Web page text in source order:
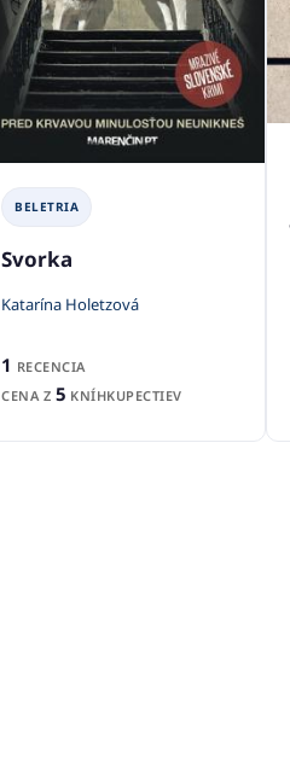
BELETRIA
Svorka
Katarína Holetzová
1 RECENCIA
CENA Z 5 KNÍHKUPECTIEV